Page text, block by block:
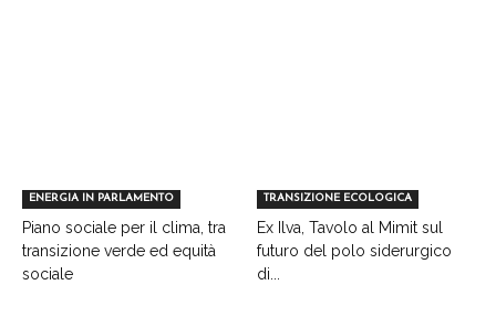
ENERGIA IN PARLAMENTO
Piano sociale per il clima, tra
transizione verde ed equità
sociale
TRANSIZIONE ECOLOGICA
Ex Ilva, Tavolo al Mimit sul
futuro del polo siderurgico
di...